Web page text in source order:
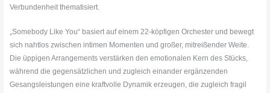
Verbundenheit thematisiert.
„Somebody Like You“ basiert auf einem 22-köpfigen Orchester und bewegt
sich nahtlos zwischen intimen Momenten und großer, mitreißender Weite.
Die üppigen Arrangements verstärken den emotionalen Kern des Stücks,
während die gegensätzlichen und zugleich einander ergänzenden
Gesangsleistungen eine kraftvolle Dynamik erzeugen, die zugleich fragil